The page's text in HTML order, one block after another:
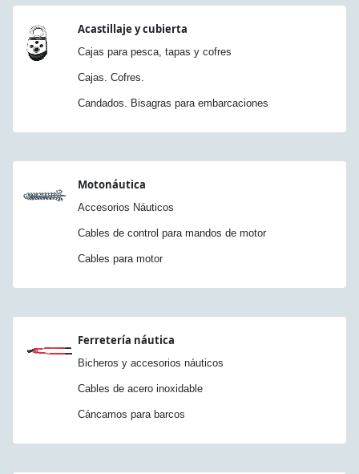
Acastillaje y cubierta
Cajas para pesca, tapas y cofres
Cajas. Cofres.
Candados. Bisagras para embarcaciones
Motonáutica
Accesorios Náuticos
Cables de control para mandos de motor
Cables para motor
Ferretería náutica
Bicheros y accesorios náuticos
Cables de acero inoxidable
Cáncamos para barcos